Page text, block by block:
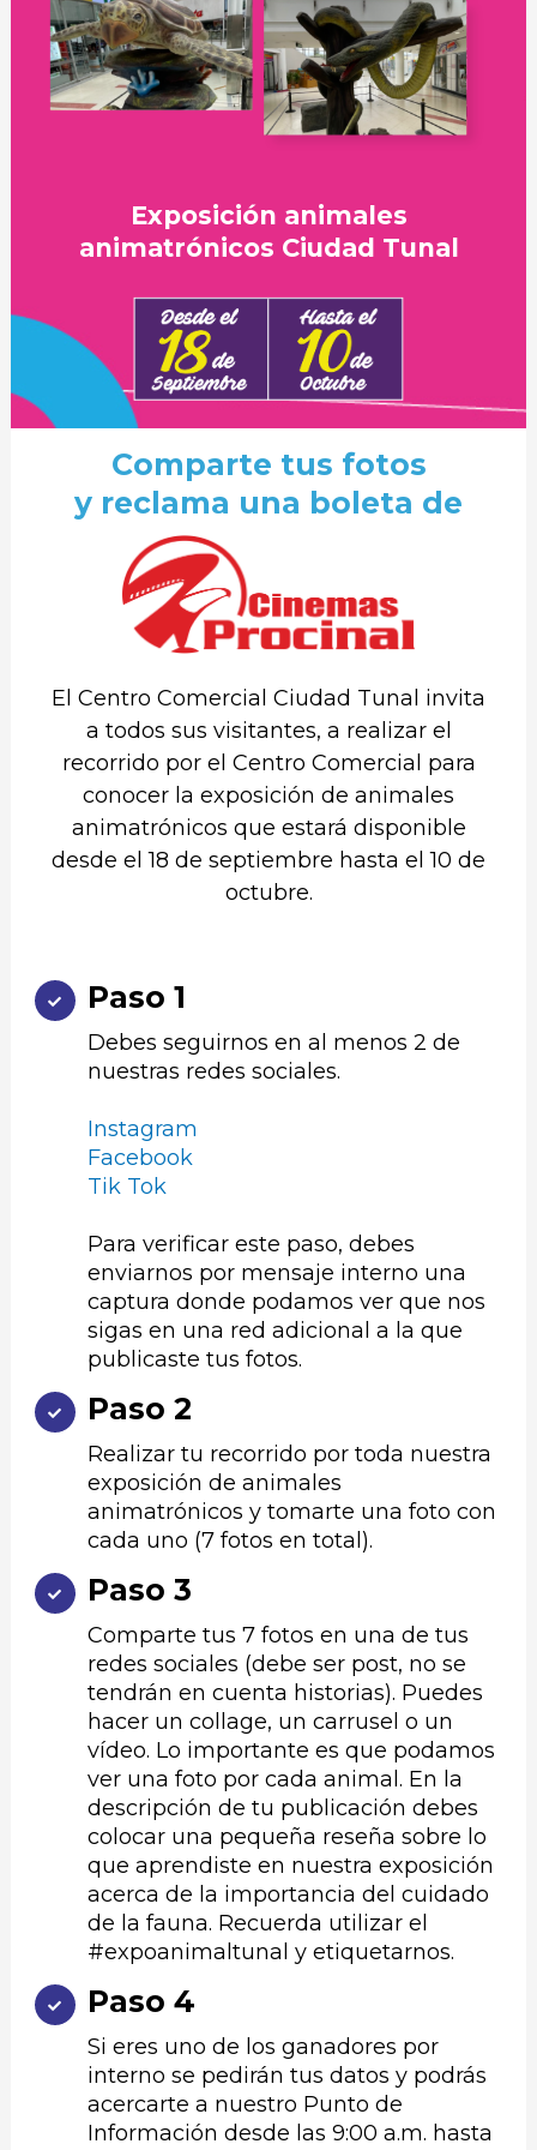
Exposición animales
animatrónicos Ciudad Tunal
Comparte tus fotos
y reclama una boleta de
El Centro Comercial Ciudad Tunal invita
a todos sus visitantes, a realizar el
recorrido por el Centro Comercial para
conocer la exposición de animales
animatrónicos que estará disponible
desde el 18 de septiembre hasta el 10 de
octubre.
Paso 1
Debes seguirnos en al menos 2 de
nuestras redes sociales.
Instagram
Facebook
Tik Tok
Para verificar este paso, debes
enviarnos por mensaje interno una
captura donde podamos ver que nos
sigas en una red adicional a la que
publicaste tus fotos.
Paso 2
Realizar tu recorrido por toda nuestra
exposición de animales
animatrónicos y tomarte una foto con
cada uno (7 fotos en total).
Paso 3
Comparte tus 7 fotos en una de tus
redes sociales (debe ser post, no se
tendrán en cuenta historias). Puedes
hacer un collage, un carrusel o un
vídeo. Lo importante es que podamos
ver una foto por cada animal. En la
descripción de tu publicación debes
colocar una pequeña reseña sobre lo
que aprendiste en nuestra exposición
acerca de la importancia del cuidado
de la fauna. Recuerda utilizar el
#expoanimaltunal y etiquetarnos.
Paso 4
Si eres uno de los ganadores por
interno se pedirán tus datos y podrás
acercarte a nuestro Punto de
Información desde las 9:00 a.m. hasta